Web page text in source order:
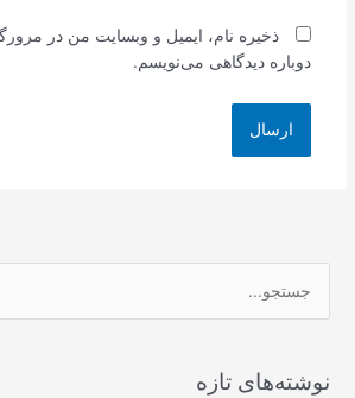
ذخیره نام، ایمیل و وبسایت من در
دوباره دیدگاهی می‌نویسم.
نوشته‌های تازه